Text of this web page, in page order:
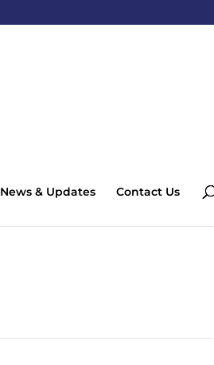
News & Updates Contact Us